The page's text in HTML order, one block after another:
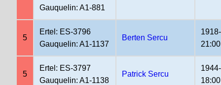
Gauquelin: A1-881
5
Ertel: ES-3796
Gauquelin: A1-1137
Berten Sercu
21:00
5
Ertel: ES-3797
Gauquelin: A1-1138
Patrick Sercu
18:00